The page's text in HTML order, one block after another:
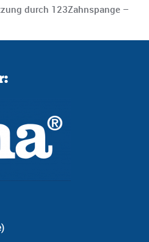
durch 123Zahnspange –